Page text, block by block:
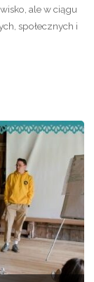
ale w ciągu
społecznych i